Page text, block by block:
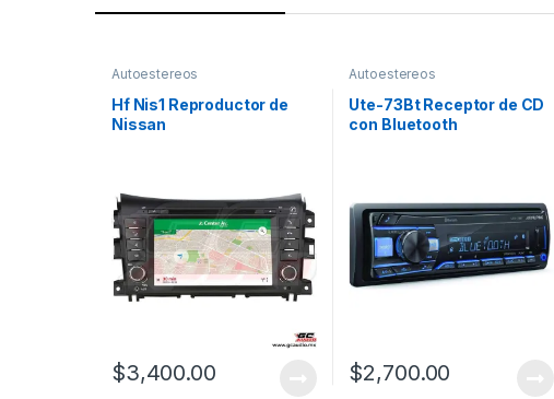
Autoestereos
Hf Nis1 Reproductor de
Nissan
$3,400.00
Autoestereos
Ute-73Bt Receptor de CD
con Bluetooth
$2,700.00